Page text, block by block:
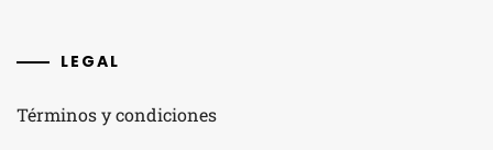
LEGAL
Términos y condiciones